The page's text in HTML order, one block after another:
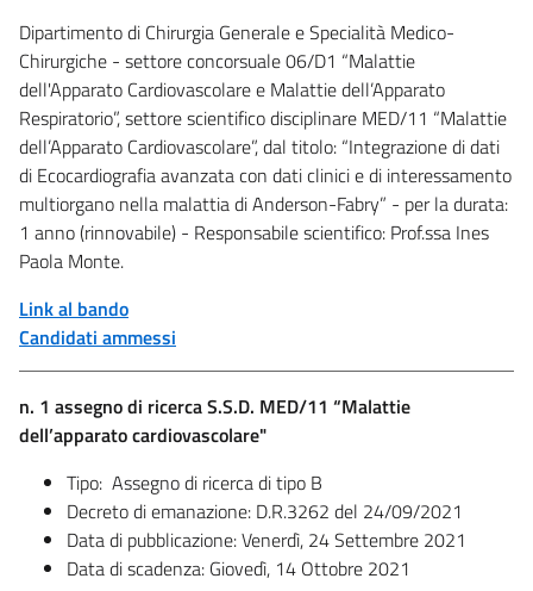
Dipartimento di Chirurgia Generale e Specialità Medico-
Chirurgiche - settore concorsuale 06/D1 “Malattie
dell'Apparato Cardiovascolare e Malattie dell’Apparato
Respiratorio”, settore scientifico disciplinare MED/11 “Malattie
dell’Apparato Cardiovascolare”, dal titolo: “Integrazione di dati
di Ecocardiografia avanzata con dati clinici e di interessamento
multiorgano nella malattia di Anderson-Fabry” - per la durata:
1 anno (rinnovabile) - Responsabile scientifico: Prof.ssa Ines
Paola Monte.
Link al bando
Candidati ammessi
n. 1 assegno di ricerca S.S.D. MED/11 “Malattie
dell’apparato cardiovascolare"
Tipo: Assegno di ricerca di tipo B
Decreto di emanazione: D.R.3262 del 24/09/2021
Data di pubblicazione: Venerdì, 24 Settembre 2021
Data di scadenza: Giovedì, 14 Ottobre 2021